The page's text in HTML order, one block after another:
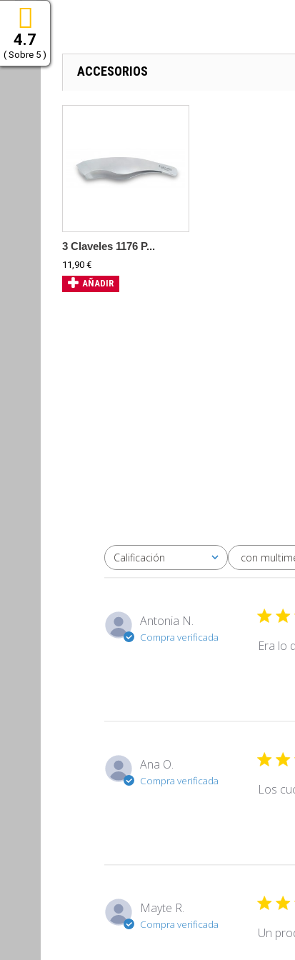
ACCESORIOS
3 Claveles 1176 P...
11,90 €
AÑADIR
Calificación
Todas las clasificaciones con
Antonia N.
Compra verificada
Era lo
Ana O.
Compra verificada
Los
Mayte R.
Compra verificada
Un
4.7
( Sobre 5 )